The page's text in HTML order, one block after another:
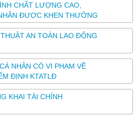
CHẤT LƯỢNG CAO,
ĐƯỢC KHEN THƯỞNG
AN TOÀN LAO ĐỘNG
NHÂN CÓ VI PHẠM VỀ
ĐỊNH KTATLĐ
KHAI TÀI CHÍNH